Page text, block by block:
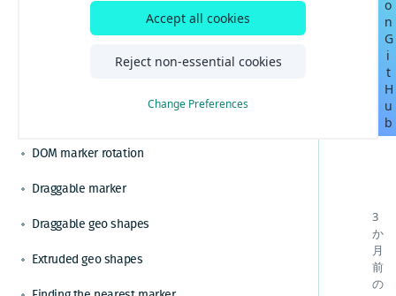
マップコントロールとUIでマップをカスタマイ
ルでマップをカスタマイズする
日本のデータを含む地図を表示する
KMLで地図コンテンツを強化する
HERE Indoor Mapを統合する
ジオコーディングと住所の検索を解決する
HERE Maps API for Javascriptをバンドルしてパ
フォーマンスを最適化する
びRollupをバンドルする
GoogleからHERE Maps API for JavaScriptジオコ
ーディングに切り替える
検索に切り替える
Display an indoor map
DOM marker rotation
Draggable marker
Draggable geo shapes
Extruded geo shapes
o
n
G
i
t
H
u
b
3
か
月
前
の
Accept all cookies
Reject non-essential cookies
Change Preferences